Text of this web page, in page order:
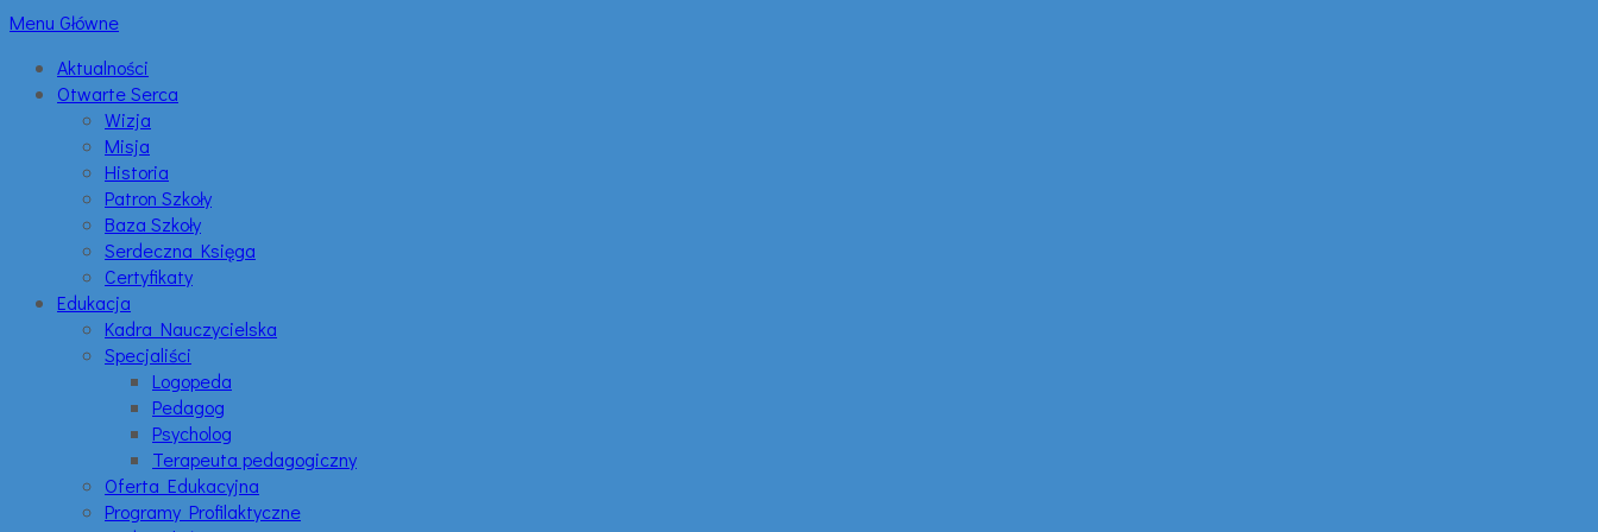
Menu Główne
Aktualności
Otwarte Serca
Wizja
Misja
Historia
Patron Szkoły
Baza Szkoły
Serdeczna Księga
Certyfikaty
Edukacja
Kadra Nauczycielska
Specjaliści
Logopeda
Pedagog
Psycholog
Terapeuta pedagogiczny
Oferta Edukacyjna
Programy Profilaktyczne